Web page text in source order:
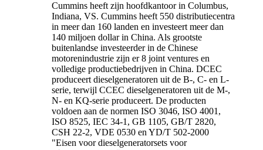
Cummins heeft zijn hoofdkantoor in Columbus,
Indiana, VS. Cummins heeft 550 distributiecentra
in meer dan 160 landen en investeert meer dan
140 miljoen dollar in China. Als grootste
buitenlandse investeerder in de Chinese
motorenindustrie zijn er 8 joint ventures en
volledige productiebedrijven in China. DCEC
produceert dieselgeneratoren uit de B-, C- en L-
serie, terwijl CCEC dieselgeneratoren uit de M-,
N- en KQ-serie produceert. De producten
voldoen aan de normen ISO 3046, ISO 4001,
ISO 8525, IEC 34-1, GB 1105, GB/T 2820,
CSH 22-2, VDE 0530 en YD/T 502-2000
"Eisen voor dieselgeneratorsets voor